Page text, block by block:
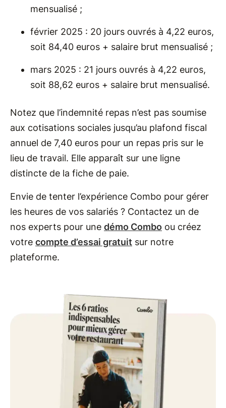
mensualisé ;
février 2025 : 20 jours ouvrés à 4,22 euros,
soit 84,40 euros + salaire brut mensualisé ;
mars 2025 : 21 jours ouvrés à 4,22 euros,
soit 88,62 euros + salaire brut mensualisé.
Notez que l’indemnité repas n’est pas soumise
aux cotisations sociales jusqu’au plafond fiscal
annuel de 7,40 euros pour un repas pris sur le
lieu de travail. Elle apparaît sur une ligne
distincte de la fiche de paie.
Envie de tenter l’expérience Combo pour gérer
les heures de vos salariés ? Contactez un de
nos experts pour une démo Combo ou créez
votre compte d’essai gratuit sur notre
plateforme.